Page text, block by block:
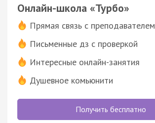
Онлайн-школа «Турбо»
Прямая связь с преподавателем
Письменные дз с проверкой
Интересные онлайн-занятия
Душевное комьюнити
Получить бесплатно